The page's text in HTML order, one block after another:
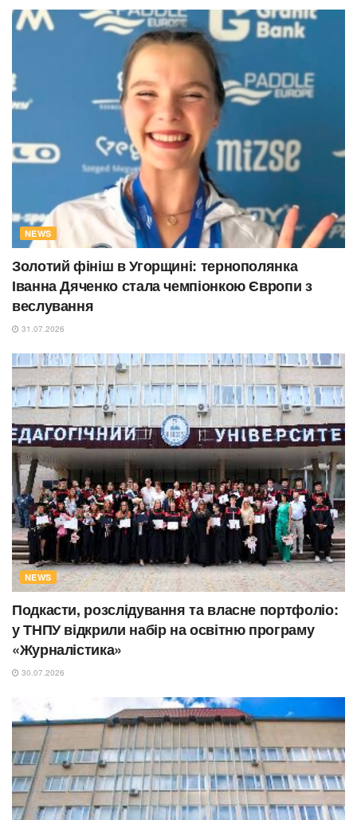
NEWS
Золотий фініш в Угорщині: тернополянка
Іванна Дяченко стала чемпіонкою Європи з
веслування
31.07.2026
NEWS
Подкасти, розслідування та власне портфоліо:
у ТНПУ відкрили набір на освітню програму
«Журналістика»
30.07.2026